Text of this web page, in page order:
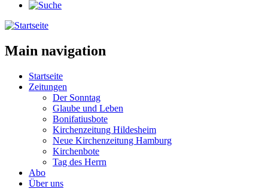
Main navigation
Startseite
Zeitungen
Der Sonntag
Glaube und Leben
Bonifatiusbote
Kirchenzeitung Hildesheim
Neue Kirchenzeitung Hamburg
Kirchenbote
Tag des Herrn
Abo
Über uns